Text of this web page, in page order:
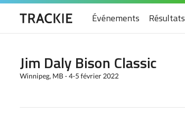
Événements Résultats
Jim Daly Bison Classic
Winnipeg, MB - 4-5 février 2022